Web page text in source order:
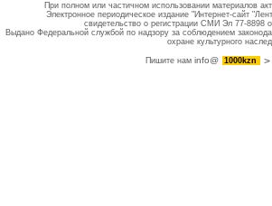
При полном или частичном использовании материалов
Электронное периодическое издание "Интернет-сайт
свидетельство о регистрации СМИ Эл 77-8898
Выдано Федеральной службой по надзору за соблюдением
охране культурного
Пишите намinfo@ 1000kzn